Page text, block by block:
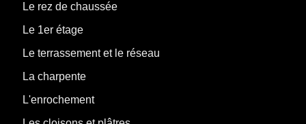
Le rez de chaussée
Le 1er étage
Le terrassement et le réseau
La charpente
L'enrochement